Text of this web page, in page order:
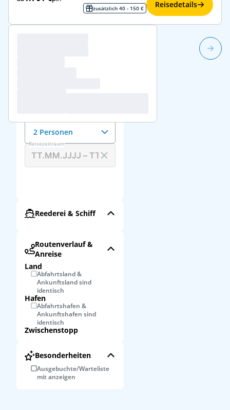
2 Personen
Reisezeitraum
Reederei & Schiff
Routenverlauf &
Anreise
Land
Abfahrtsland &
Ankunftsland sind
identisch
Hafen
Abfahrtshafen &
Ankunftshafen sind
identisch
Zwischenstopp
Besonderheiten
Ausgebuchte/Warteliste
mit anzeigen
zusätzlich 40 - 150 € Reisedetails